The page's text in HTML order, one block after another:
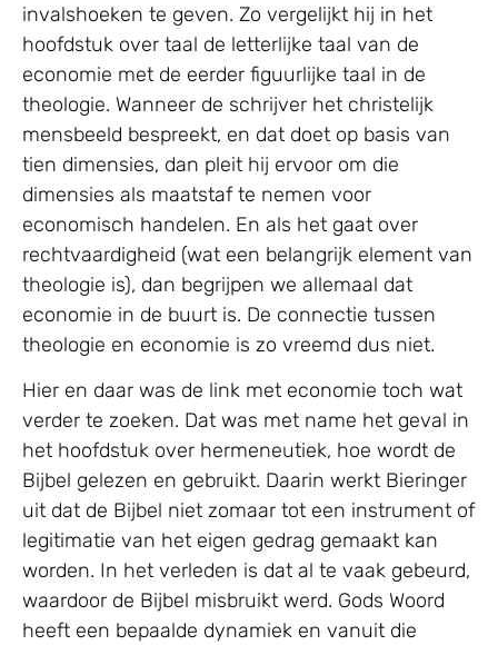
invalshoeken te geven. Zo vergelijkt hij in het
hoofdstuk over taal de letterlijke taal van de
economie met de eerder figuurlijke taal in de
theologie. Wanneer de schrijver het christelijk
mensbeeld bespreekt, en dat doet op basis van
tien dimensies, dan pleit hij ervoor om die
dimensies als maatstaf te nemen voor
economisch handelen. En als het gaat over
rechtvaardigheid (wat een belangrijk element van
theologie is), dan begrijpen we allemaal dat
economie in de buurt is. De connectie tussen
theologie en economie is zo vreemd dus niet.
Hier en daar was de link met economie toch wat
verder te zoeken. Dat was met name het geval in
het hoofdstuk over hermeneutiek, hoe wordt de
Bijbel gelezen en gebruikt. Daarin werkt Bieringer
uit dat de Bijbel niet zomaar tot een instrument of
legitimatie van het eigen gedrag gemaakt kan
worden. In het verleden is dat al te vaak gebeurd,
waardoor de Bijbel misbruikt werd. Gods Woord
heeft een bepaalde dynamiek en vanuit die